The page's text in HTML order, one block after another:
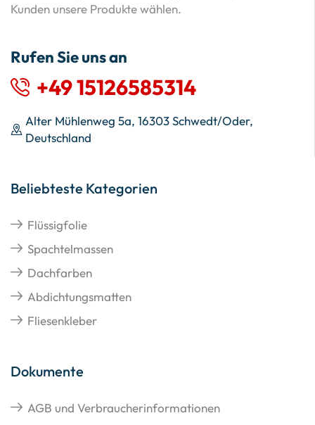
Kunden unsere Produkte wählen.
Rufen Sie uns an
+49 15126585314
Alter Mühlenweg 5a, 16303 Schwedt/Oder,
Deutschland
Beliebteste Kategorien
Flüssigfolie
Spachtelmassen
Dachfarben
Abdichtungsmatten
Fliesenkleber
Dokumente
AGB und Verbraucherinformationen